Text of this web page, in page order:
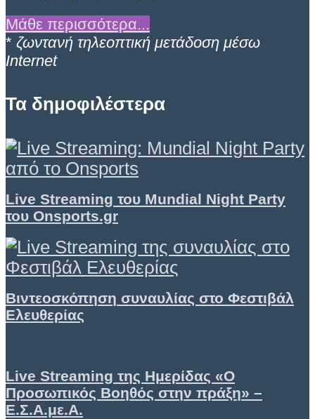
Μάθε περισσότερα...
* ζωντανή τηλεοπτική μετάδοση μέσω
Internet
Τα δημοφιλέστερα
Live Streaming του Mundial Night Party
του Onsports.gr
Βιντεοσκόπηση συναυλίας στο Φεστιβάλ
Ελευθερίας
Live Streaming της Ημερίδας «Ο
Προσωπικός Βοηθός στην πράξη» –
Ε.Σ.Α.με.Α.